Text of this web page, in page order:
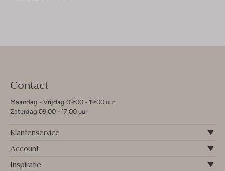
Contact
Maandag - Vrijdag 09:00 - 19:00 uur
Zaterdag 09:00 - 17:00 uur
Klantenservice
Account
Inspiratie